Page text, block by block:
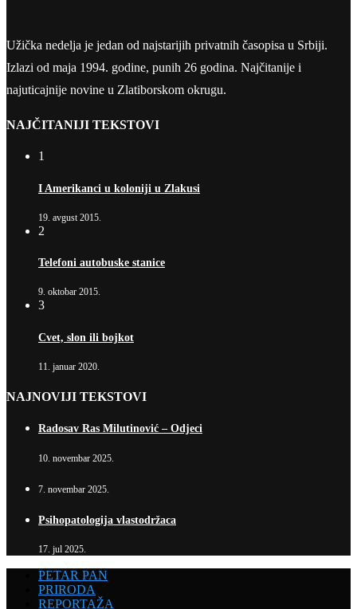
Užička nedelja je jedan od najstarijih privatnih časopisa u Srbiji.
Izlazi od maja 1994. godine, punih 26 godina. Najčitanije i
najuticajnije novine u Zlatiborskom okrugu.
NAJČITANIJI TEKSTOVI
1
I Amerikanci u koloniji u Zlakusi
19. avgust 2015.
2
Telefoni autobuske stanice
9. oktobar 2015.
3
Cvet, slon ili bojkot
11. januar 2020.
NAJNOVIJI TEKSTOVI
Radosav Ras Milutinović – Odjeci
10. novembar 2025.
7. novembar 2025.
Psihopatologija vlastodržaca
17. jul 2025.
PETAR PAN
PRIRODA
REPORTAŽA